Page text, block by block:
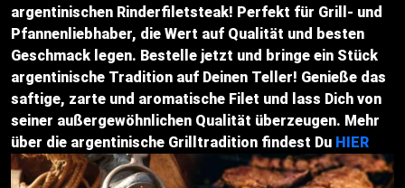
argentinischen Rinderfiletsteak! Perfekt für Grill- und
Pfannenliebhaber, die Wert auf Qualität und besten
Geschmack legen. Bestelle jetzt und bringe ein Stück
argentinische Tradition auf Deinen Teller! Genieße das
saftige, zarte und aromatische Filet und lass Dich von
seiner außergewöhnlichen Qualität überzeugen. Mehr
über die argentinische Grilltradition findest Du HIER